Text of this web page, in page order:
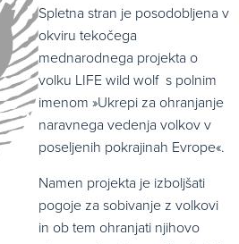
Spletna stran je posodobljena v
okviru tekočega
mednarodnega projekta o
volku LIFE wild wolf s polnim
imenom »Ukrepi za ohranjanje
naravnega vedenja volkov v
poseljenih pokrajinah Evrope«.
Namen projekta je izboljšati
pogoje za sobivanje z volkovi
in ob tem ohranjati njihovo